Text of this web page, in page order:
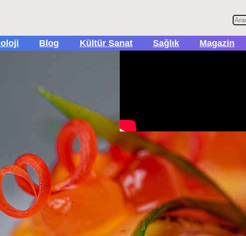
A
r
a
Blog Kültür Sanat Sağlık Magazin
Popüler İçerikler
Tüm Reklam, Tanıtım ve İşbirlikleri
bulten@turhapo.com